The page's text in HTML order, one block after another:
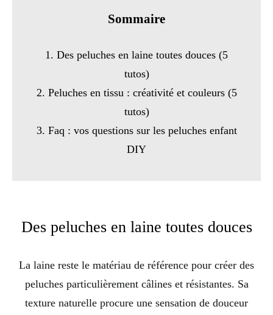
Sommaire
1. Des peluches en laine toutes douces (5
tutos)
2. Peluches en tissu : créativité et couleurs (5
tutos)
3. Faq : vos questions sur les peluches enfant
DIY
Des peluches en laine toutes douces
La laine reste le matériau de référence pour créer des
peluches particulièrement câlines et résistantes. Sa
texture naturelle procure une sensation de douceur